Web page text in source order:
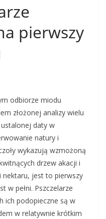
pierwszy
odbiorze miodu
złożonej analizy wielu
daty w
natury i
wykazują wzmożoną
drzew akacji i
nektaru, jest to pierwszy
w pełni. Pszczelarze
ich podopieczne są w
w relatywnie krótkim